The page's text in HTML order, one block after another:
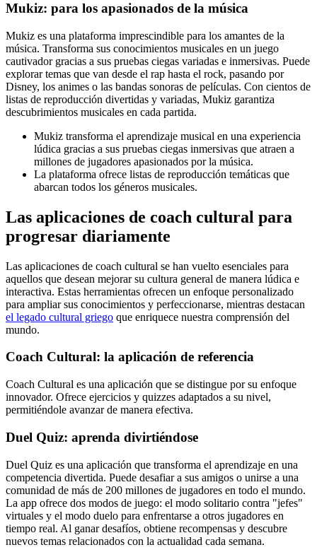
Mukiz: para los apasionados de la música
Mukiz es una plataforma imprescindible para los amantes de la
música. Transforma sus conocimientos musicales en un juego
cautivador gracias a sus pruebas ciegas variadas e inmersivas. Puede
explorar temas que van desde el rap hasta el rock, pasando por
Disney, los animes o las bandas sonoras de películas. Con cientos de
listas de reproducción divertidas y variadas, Mukiz garantiza
descubrimientos musicales en cada partida.
Mukiz transforma el aprendizaje musical en una experiencia
lúdica gracias a sus pruebas ciegas inmersivas que atraen a
millones de jugadores apasionados por la música.
La plataforma ofrece listas de reproducción temáticas que
abarcan todos los géneros musicales.
Las aplicaciones de coach cultural para
progresar diariamente
Las aplicaciones de coach cultural se han vuelto esenciales para
aquellos que desean mejorar su cultura general de manera lúdica e
interactiva. Estas herramientas ofrecen un enfoque personalizado
para ampliar sus conocimientos y perfeccionarse, mientras destacan
el legado cultural griego que enriquece nuestra comprensión del
mundo.
Coach Cultural: la aplicación de referencia
Coach Cultural es una aplicación que se distingue por su enfoque
innovador. Ofrece ejercicios y quizzes adaptados a su nivel,
permitiéndole avanzar de manera efectiva.
Duel Quiz: aprenda divirtiéndose
Duel Quiz es una aplicación que transforma el aprendizaje en una
competencia divertida. Puede desafiar a sus amigos o unirse a una
comunidad de más de 200 millones de jugadores en todo el mundo.
La app ofrece dos modos de juego: el modo solitario contra "jefes"
virtuales y el modo duelo para enfrentarse a otros jugadores en
tiempo real. Al ganar desafíos, obtiene recompensas y descubre
nuevos temas relacionados con la actualidad cada semana.